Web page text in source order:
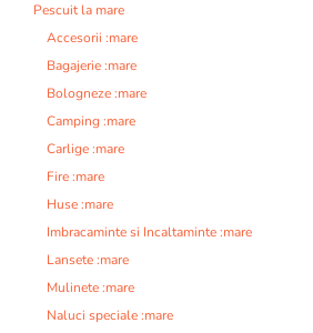
Pescuit la mare
Accesorii :mare
Bagajerie :mare
Bologneze :mare
Camping :mare
Carlige :mare
Fire :mare
Huse :mare
Imbracaminte si Incaltaminte :mare
Lansete :mare
Mulinete :mare
Naluci speciale :mare